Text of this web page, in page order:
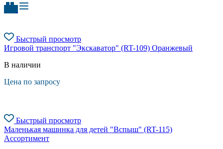
Быстрый просмотр
Игровой транспорт "Экскаватор" (RT-109) Оранжевый
В наличии
Цена по запросу
Быстрый просмотр
Маленькая машинка для детей "Вспыш" (RT-115)
Ассортимент